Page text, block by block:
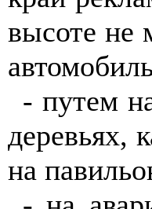
высоте не
- путем
деревьях,
на